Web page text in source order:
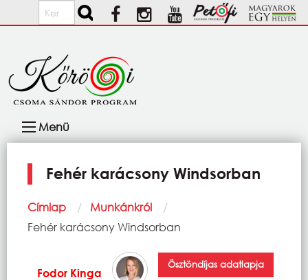
Ugrás a tartalomra
Keresés
navigáció
Menü
Fehér karácsony Windsorban
Morzsa
Címlap
Munkánkról
Current:
Fehér karácsony Windsorban
Fodor Kinga
Ösztöndíjas adatlapja